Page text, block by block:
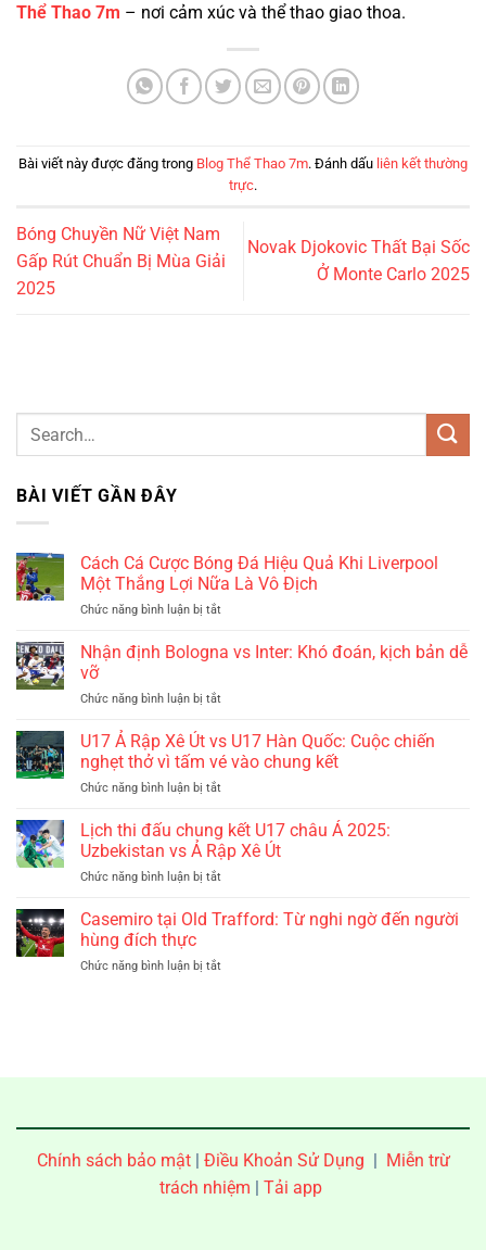
Thể Thao 7m – nơi cảm xúc và thể thao giao thoa.
Bài viết này được đăng trong Blog Thể Thao 7m. Đánh dấu liên kết thường
trực.
Bóng Chuyền Nữ Việt Nam
Gấp Rút Chuẩn Bị Mùa Giải
2025
Novak Djokovic Thất Bại Sốc
Ở Monte Carlo 2025
BÀI VIẾT GẦN ĐÂY
Cách Cá Cược Bóng Đá Hiệu Quả Khi Liverpool
Một Thắng Lợi Nữa Là Vô Địch
Chức năng bình luận bị tắtở
Cá
Đá
Quả
Khi
Một
Lợi
Nữa
Vô
Nhận định Bologna vs Inter: Khó đoán, kịch bản dễ
vỡ
Chức năng bình luận bị tắtở
định
Bologna
vs
Inter:
đoán,
kịch
bản
dễ
U17 Ả Rập Xê Út vs U17 Hàn Quốc: Cuộc chiến
nghẹt thở vì tấm vé vào chung kết
Chức năng bình luận bị tắtở
Ả
Rập
Xê
Út
U17
Cuộc
vé
Lịch thi đấu chung kết U17 châu Á 2025:
Uzbekistan vs Ả Rập Xê Út
Chức năng bình luận bị tắtở
thi
kết
vs
Xê
Út
Casemiro tại Old Trafford: Từ nghi ngờ đến người
hùng đích thực
Chức năng bình luận bị tắtở
nghi
người
hùng
đích
thực
Chính sách bảo mật| Điều Khoản Sử Dụng | Miễn trừ
trách nhiệm | Tải app